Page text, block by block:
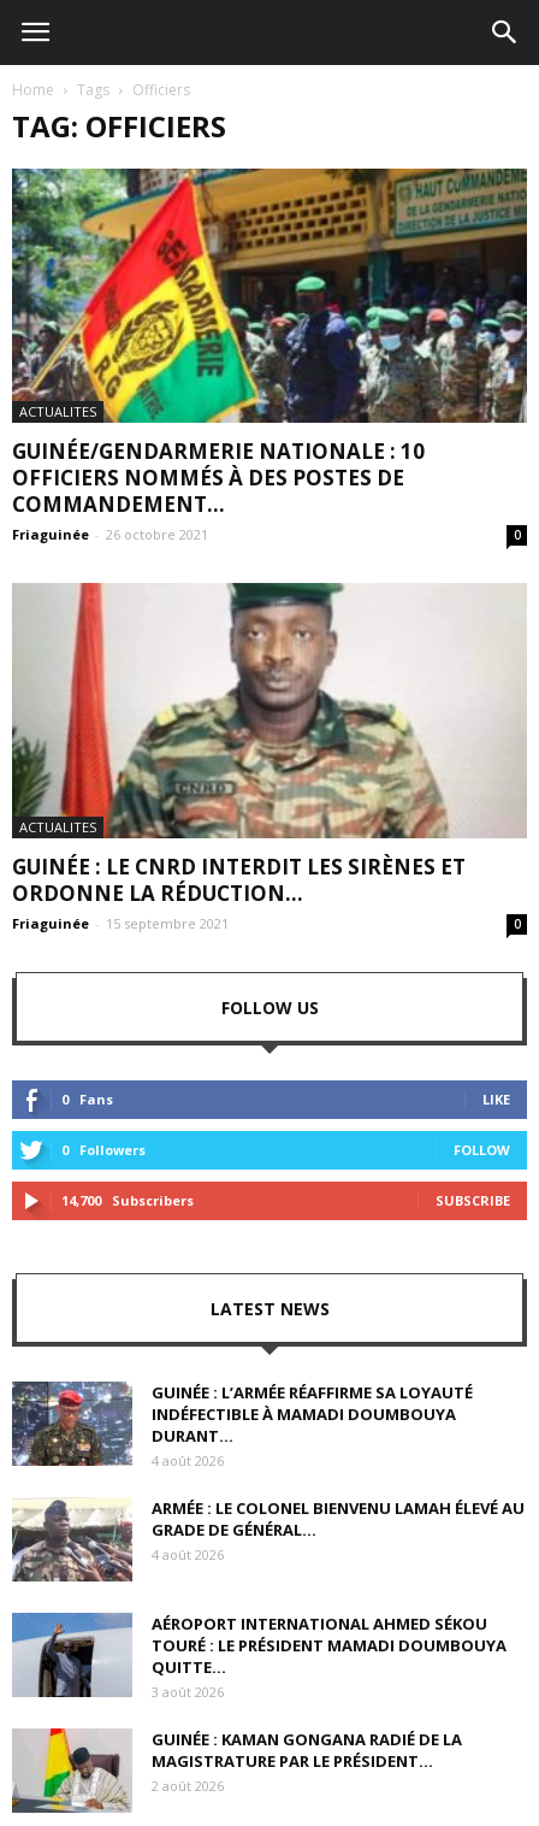
Home Tags Officiers
TAG: OFFICIERS
ACTUALITES
GUINÉE/GENDARMERIE NATIONALE : 10
OFFICIERS NOMMÉS À DES POSTES DE
COMMANDEMENT...
Friaguinée - 26 octobre 2021 0
ACTUALITES
GUINÉE : LE CNRD INTERDIT LES SIRÈNES ET
ORDONNE LA RÉDUCTION...
Friaguinée - 15 septembre 2021 0
FOLLOW US
0 Fans LIKE
0 Followers FOLLOW
14,700 Subscribers SUBSCRIBE
LATEST NEWS
GUINÉE : L’ARMÉE RÉAFFIRME SA LOYAUTÉ
INDÉFECTIBLE À MAMADI DOUMBOUYA
DURANT...
4 août 2026
ARMÉE : LE COLONEL BIENVENU LAMAH ÉLEVÉ AU
GRADE DE GÉNÉRAL...
4 août 2026
AÉROPORT INTERNATIONAL AHMED SÉKOU
TOURÉ : LE PRÉSIDENT MAMADI DOUMBOUYA
QUITTE...
3 août 2026
GUINÉE : KAMAN GONGANA RADIÉ DE LA
MAGISTRATURE PAR LE PRÉSIDENT...
2 août 2026